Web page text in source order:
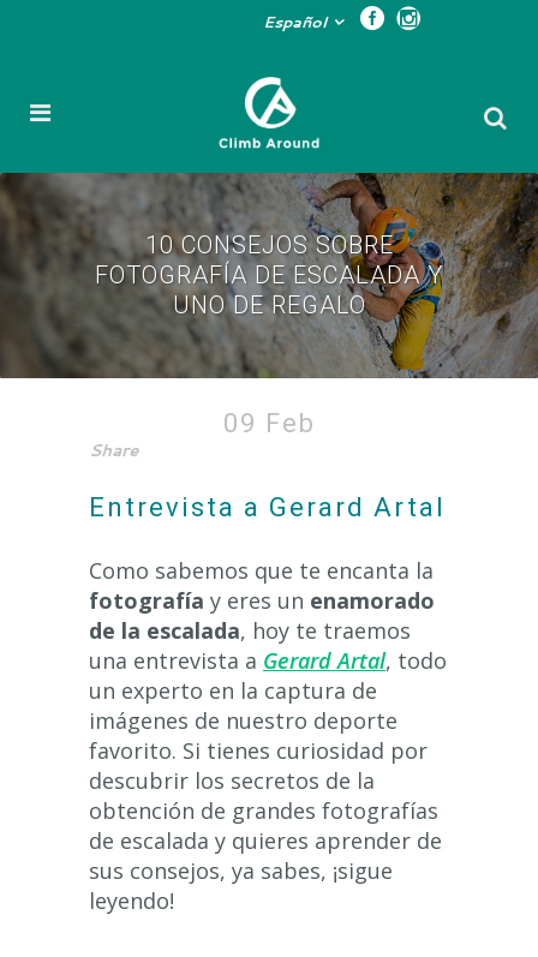
Español
10 CONSEJOS SOBRE
FOTOGRAFÍA DE ESCALADA Y
UNO DE REGALO
09 Feb
10 consejos sobre
fotografía de escalada y
uno de regalo
Share
Entrevista a Gerard Artal
Como sabemos que te encanta la
fotografía y eres un enamorado
de la escalada, hoy te traemos
una entrevista a Gerard Artal, todo
un experto en la captura de
imágenes de nuestro deporte
favorito. Si tienes curiosidad por
descubrir los secretos de la
obtención de grandes fotografías
de escalada y quieres aprender de
sus consejos, ya sabes, ¡sigue
leyendo!